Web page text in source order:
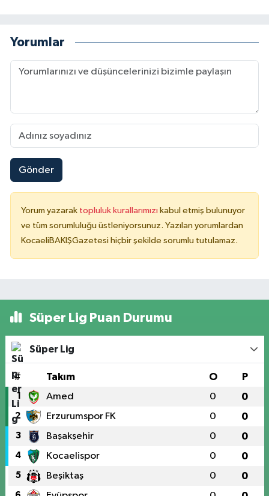
Yorumlar
Gönder
Yorum yazarak topluluk kurallarımızı kabul etmiş bulunuyor
ve tüm sorumluluğu üstleniyorsunuz. Yazılan yorumlardan
KocaeliBAKIŞGazetesi hiçbir şekilde sorumlu tutulamaz.
Süper Lig Puan Durumu
Süper Lig
# Takım O P
1 Amed 0 0
2 Erzurumspor FK 0 0
3 Başakşehir 0 0
4 Kocaelispor 0 0
5 Beşiktaş 0 0